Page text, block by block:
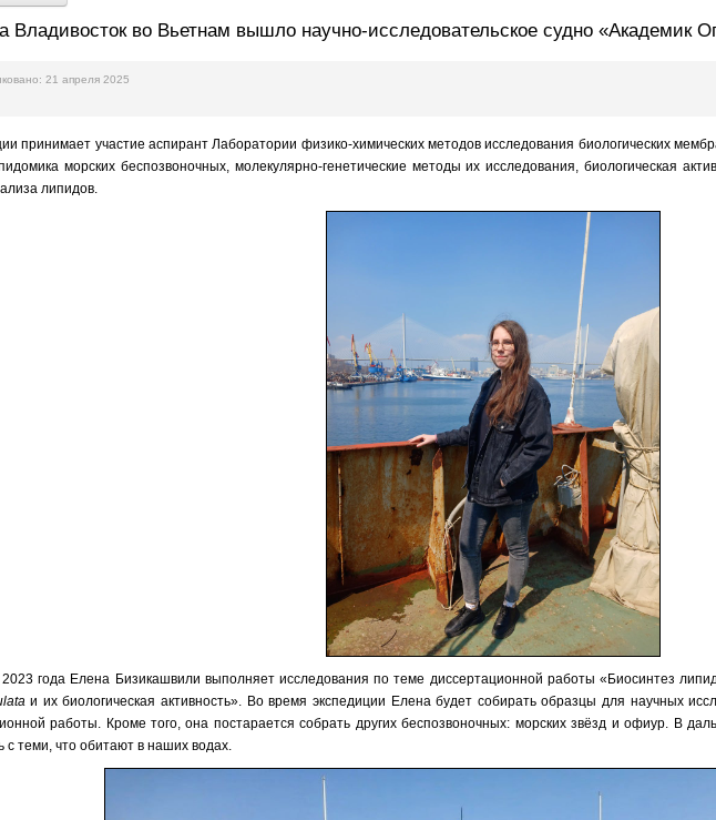
Владивосток во Вьетнам вышло научно-исследовательское судно «Академик
21 апреля 2025
принимает участие аспирант Лаборатории физико-химических методов исследования биологических
морских беспозвоночных, молекулярно-генетические методы их исследования, биологическая
липидов.
года Елена Бизикашвили выполняет исследования по теме диссертационной работы «Биосинтез
и их биологическая активность». Во время экспедиции Елена будет собирать образцы для научных
работы. Кроме того, она постарается собрать других беспозвоночных: морских звёзд и офиур. В
с теми, что обитают в наших водах.